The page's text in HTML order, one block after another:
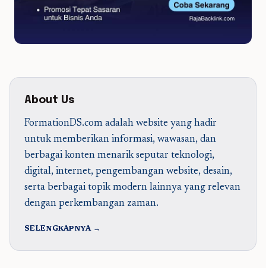
About Us
FormationDS.com adalah website yang hadir
untuk memberikan informasi, wawasan, dan
berbagai konten menarik seputar teknologi,
digital, internet, pengembangan website, desain,
serta berbagai topik modern lainnya yang relevan
dengan perkembangan zaman.
SELENGKAPNYA →